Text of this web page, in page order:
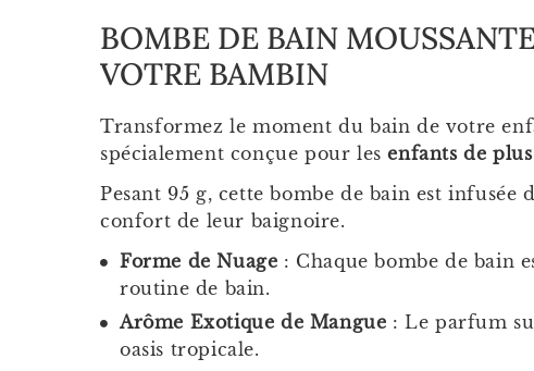
BOMBE DE BAIN
VOTRE BAMBIN
Transformez le moment du bain de votre
spécialement conçue pour lesenfants de
Pesant 95 g, cette bombe de bain est
confort de leur baignoire.
Forme de Nuage : Chaque bombe de bain
routine de bain.
Arôme Exotique de Mangue : Le parfum
oasis tropicale.